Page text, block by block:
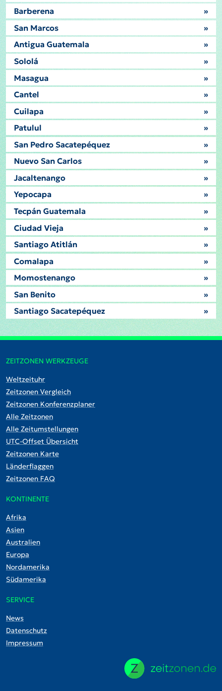
Barberena
»
San Marcos
»
Antigua Guatemala
»
Sololá
»
Masagua
»
Cantel
»
Cuilapa
»
Patulul
»
San Pedro Sacatepéquez
»
Nuevo San Carlos
»
Jacaltenango
»
Yepocapa
»
Tecpán Guatemala
»
Ciudad Vieja
»
Santiago Atitlán
»
Comalapa
»
Momostenango
»
San Benito
»
Santiago Sacatepéquez
»
ZEITZONEN WERKZEUGE
Weltzeituhr
Zeitzonen Vergleich
Zeitzonen Konferenzplaner
Alle Zeitzonen
Alle Zeitumstellungen
UTC-Offset Übersicht
Zeitzonen Karte
Länderflaggen
Zeitzonen FAQ
KONTINENTE
Afrika
Asien
Australien
Europa
Nordamerika
Südamerika
SERVICE
News
Datenschutz
Impressum